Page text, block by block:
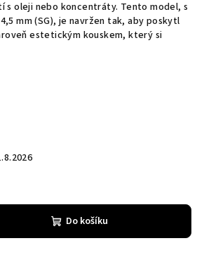
s oleji nebo koncentráty. Tento model, s
mm (SG), je navržen tak, aby poskytl
estetickým kouskem, který si
Do košíku